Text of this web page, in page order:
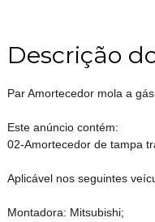
Descrição
Par Amortecedor mola a gás
Este anúncio contém:
02-Amortecedor de tampa
Aplicável nos seguintes
Montadora: Mitsubishi;